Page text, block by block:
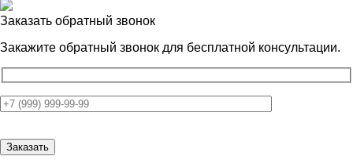
Заказать обратный звонок
Закажите обратный звонок для бесплатной консультации.